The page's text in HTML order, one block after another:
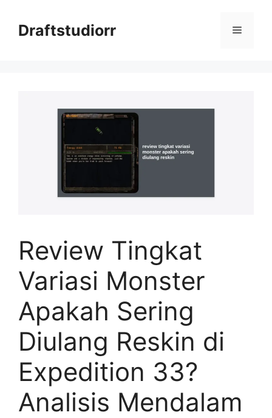
contentDraftstudiorr Menu
Review Tingkat
Variasi Monster
Apakah Sering
Diulang Reskin di
Expedition 33?
Analisis Mendalam